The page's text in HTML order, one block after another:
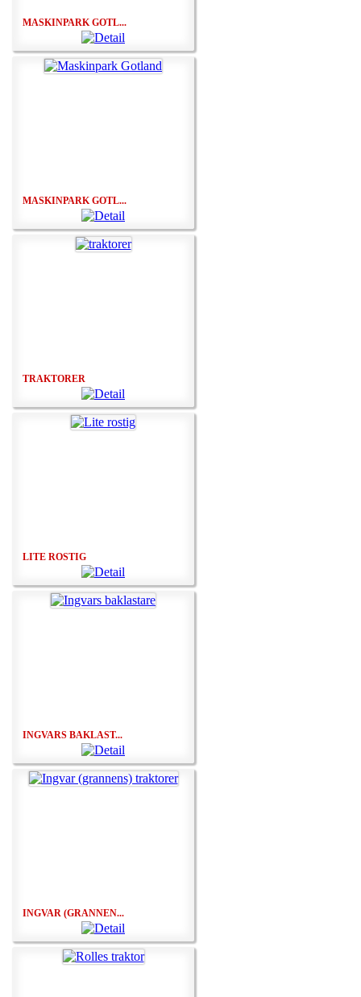
MASKINPARK GOTL...
MASKINPARK GOTL...
TRAKTORER
LITE ROSTIG
INGVARS BAKLAST...
INGVAR (GRANNEN...